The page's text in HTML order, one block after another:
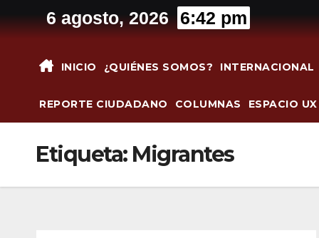
al
6 agosto, 2026 6:42 pm
INICIO ¿QUIÉNES SOMOS? INTERNACIONAL
REPORTE CIUDADANO COLUMNAS ESPACIO UX
Etiqueta: Migrantes